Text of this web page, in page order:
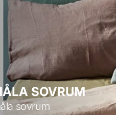
SOVRUM
sovrum